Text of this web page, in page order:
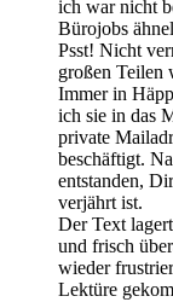
ich war nicht
Bürojobs
Psst! Nicht
großen Teilen
Immer in
ich sie in das
private
beschäftigt.
entstanden,
verjährt ist.
Der Text
und frisch
wieder
Lektüre